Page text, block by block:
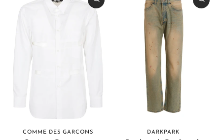
DARKPARK
COMME DES GARCONS